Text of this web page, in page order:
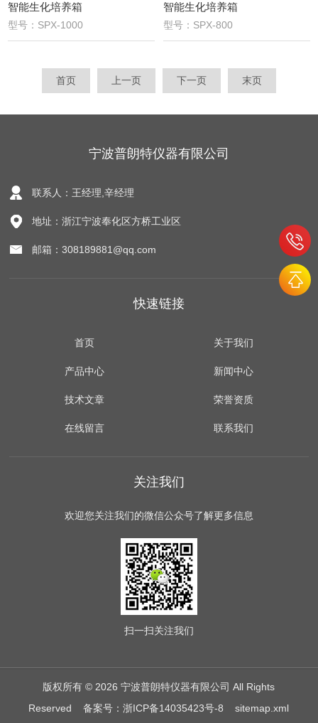
智能生化培养箱
型号：SPX-1000
智能生化培养箱
型号：SPX-800
首页 上一页 下一页 末页
宁波普朗特仪器有限公司
联系人：王经理,辛经理
地址：浙江宁波奉化区方桥工业区
邮箱：308189881@qq.com
快速链接
首页 关于我们
产品中心 新闻中心
技术文章 荣誉资质
在线留言 联系我们
关注我们
欢迎您关注我们的微信公众号了解更多信息
扫一扫关注我们
版权所有 © 2026 宁波普朗特仪器有限公司 All Rights
Reserved备案号：浙ICP备14035423号-8 sitemap.xml